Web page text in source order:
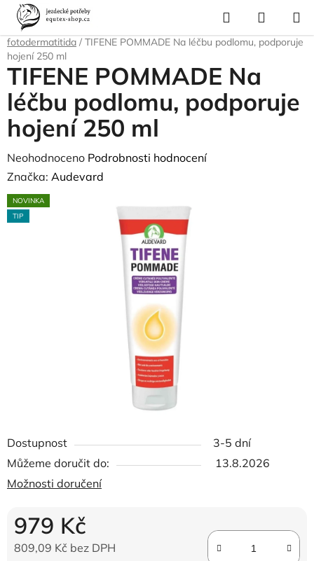
Přejít
obsah
Hledat
KOŠÍK
Domů
Pro koně
fotodermatitida / TIFENE POMMADE Na léčbu podlomu, podporuje
hojení 250 ml
Dostupnost
3-5 dní
Můžeme doručit do:
13.8.2026
Možnosti doručení
979 Kč
809,09 Kč bez DPH
TIFENE POMMADE Na
léčbu podlomu, podporuje
hojení 250 ml
Průměrné
hodnocení
produktu
je
Neohodnoceno Podrobnosti hodnocení
Značka: Audevard
NOVINKA
TIP